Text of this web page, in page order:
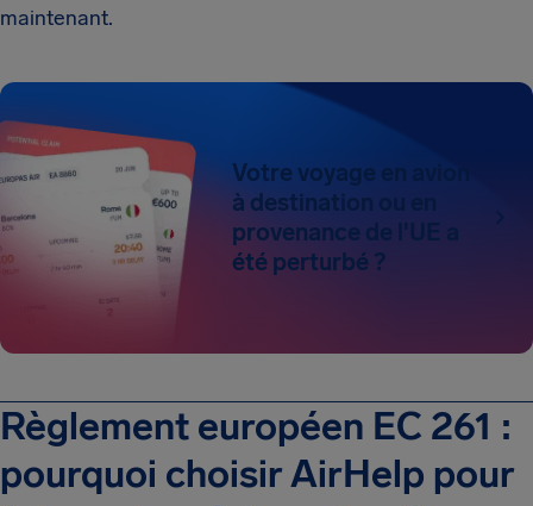
maintenant.
Votre voyage en avion
à destination ou en
provenance de l'UE a
été perturbé ?
Règlement européen EC 261 :
pourquoi choisir AirHelp pour